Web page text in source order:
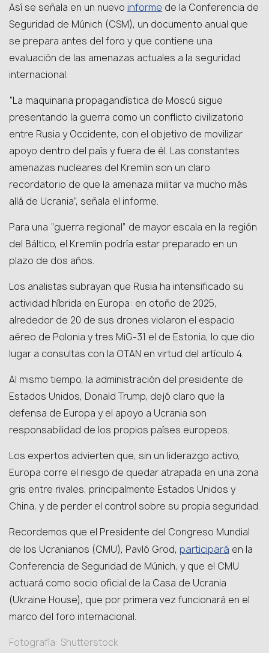
Así se señala en un nuevo informe de la Conferencia de
Seguridad de Múnich (CSM), un documento anual que
se prepara antes del foro y que contiene una
evaluación de las amenazas actuales a la seguridad
internacional.
“La maquinaria propagandística de Moscú sigue
presentando la guerra como un conflicto civilizatorio
entre Rusia y Occidente, con el objetivo de movilizar
apoyo dentro del país y fuera de él. Las constantes
amenazas nucleares del Kremlin son un claro
recordatorio de que la amenaza militar va mucho más
allá de Ucrania”, señala el informe.
Para una “guerra regional” de mayor escala en la región
del Báltico, el Kremlin podría estar preparado en un
plazo de dos años.
Los analistas subrayan que Rusia ha intensificado su
actividad híbrida en Europa: en otoño de 2025,
alrededor de 20 de sus drones violaron el espacio
aéreo de Polonia y tres MiG-31 el de Estonia, lo que dio
lugar a consultas con la OTAN en virtud del artículo 4.
Al mismo tiempo, la administración del presidente de
Estados Unidos, Donald Trump, dejó claro que la
defensa de Europa y el apoyo a Ucrania son
responsabilidad de los propios países europeos.
Los expertos advierten que, sin un liderazgo activo,
Europa corre el riesgo de quedar atrapada en una zona
gris entre rivales, principalmente Estados Unidos y
China, y de perder el control sobre su propia seguridad.
Recordemos que el Presidente del Congreso Mundial
de los Ucranianos (CMU), Pavló Grod, participará en la
Conferencia de Seguridad de Múnich, y que el CMU
actuará como socio oficial de la Casa de Ucrania
(Ukraine House), que por primera vez funcionará en el
marco del foro internacional.
Fotografía: Shutterstock